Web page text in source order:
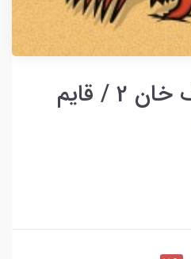
ماجراهای خرچنگ خان 2 / قایم